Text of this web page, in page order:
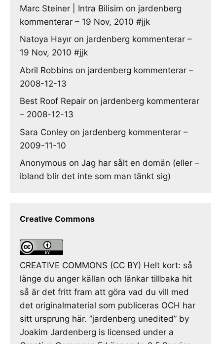
Marc Steiner | Intra Bilisim on jardenberg
kommenterar – 19 Nov, 2010 #jjk
Natoya Hayır on jardenberg kommenterar –
19 Nov, 2010 #jjk
Abril Robbins on jardenberg kommenterar –
2008-12-13
Best Roof Repair on jardenberg kommenterar
– 2008-12-13
Sara Conley on jardenberg kommenterar –
2009-11-10
Anonymous on Jag har sålt en domän (eller –
ibland blir det inte som man tänkt sig)
Creative Commons
CREATIVE COMMONS (CC BY) Helt kort: så
länge du anger källan och länkar tillbaka hit
så är det fritt fram att göra vad du vill med
det originalmaterial som publiceras OCH har
sitt ursprung här. ”jardenberg unedited” by
Joakim Jardenberg is licensed under a